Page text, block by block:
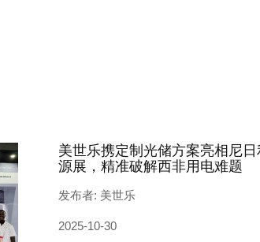
美世乐携定制光储方案亮相尼
源展，精准破解西非用电难题
发布者: 美世乐
2025-10-30